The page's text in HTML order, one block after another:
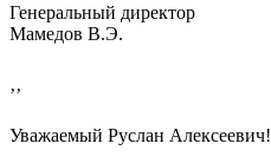
Генеральный директор
Мамедов В.Э.
’’
Уважаемый Руслан Алексеевич!